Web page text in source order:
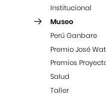
Institucional
Museo
Perú Ganbare
Premio José
Premios
Salud
Taller